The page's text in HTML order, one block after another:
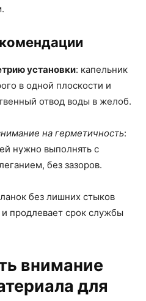
установки: капельник
в одной плоскости и
отвод воды в желоб.
на герметичность:
нужно выполнять с
без зазоров.
без лишних стыков
продлевает срок службы
внимание
для